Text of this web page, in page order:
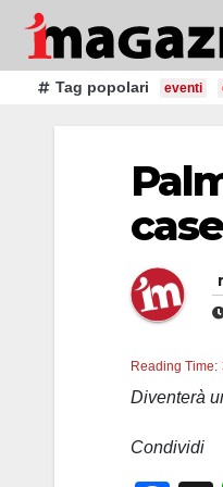
Salta
contenutoTag popolari eventi
Reading Time:
Diventerà
Condividi